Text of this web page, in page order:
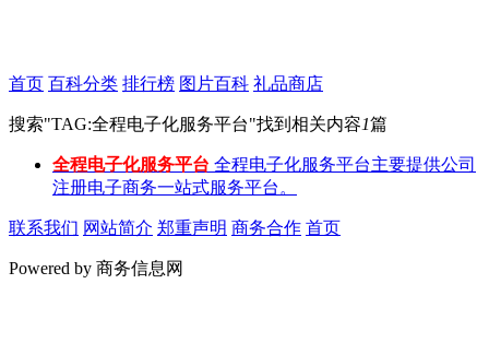
首页 百科分类 排行榜 图片百科 礼品商店
搜索"TAG:全程电子化服务平台"找到相关内容1篇
全程电子化服务平台 全程电子化服务平台主要提供公司
注册电子商务一站式服务平台。
联系我们 网站简介 郑重声明 商务合作 首页
Powered by 商务信息网